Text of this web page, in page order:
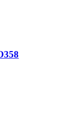
358